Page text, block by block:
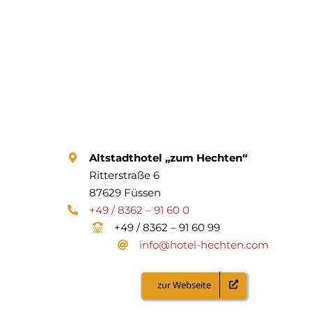
Altstadthotel „zum Hechten“
Ritterstraße 6
87629 Füssen
+49 / 8362 – 91 60 0
+49 / 8362 – 91 60 99
info@hotel-hechten.com
zur Webseite